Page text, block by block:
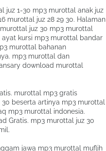
juz 1-30 mp3 murottal anak juz
murottal juz 28 29 30. Halaman
juz 30 mp3 murottal
kursi mp3 murottal bandar
murottal bahanan
mp3 murottal dan
download murottal
murottal mp3 gratis
beserta artinya mp3 murottal
mp3 murottal indonesia.
Gratis. mp3 murottal juz 30
jawa mp3 murottal muflih